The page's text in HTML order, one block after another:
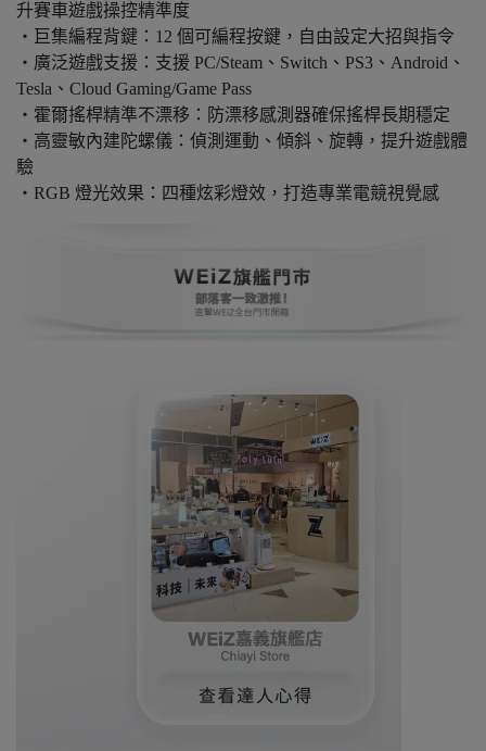
升賽車遊戲操控精準度
・巨集編程背鍵：12 個可編程按鍵，自由設定大招與指令
・廣泛遊戲支援：支援 PC/Steam、Switch、PS3、Android、
Tesla、Cloud Gaming/Game Pass
・霍爾搖桿精準不漂移：防漂移感測器確保搖桿長期穩定
・高靈敏內建陀螺儀：偵測運動、傾斜、旋轉，提升遊戲體
驗
・RGB 燈光效果：四種炫彩燈效，打造專業電競視覺感